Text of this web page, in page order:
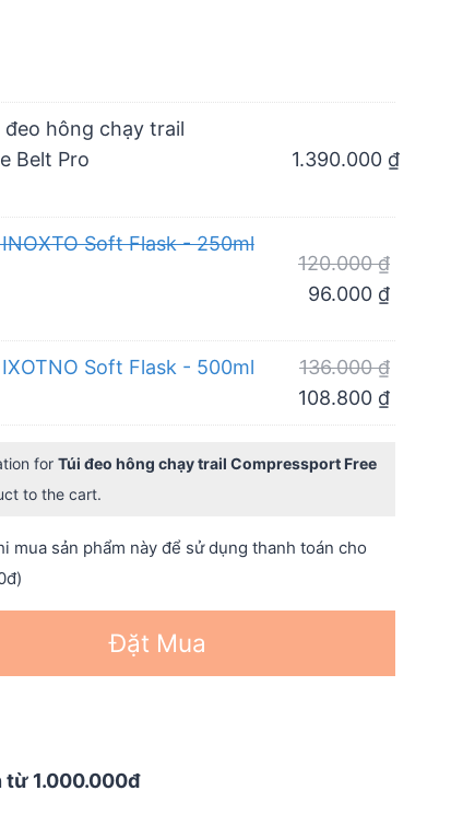
đeo hông chạy trail
Belt Pro
1.390.000 ₫
Soft Flask - 250ml
120.000₫
price
96.000 ₫
Soft Flask - 500ml 136.000₫
price
was:
108.800 ₫
price
for Túi đeo hông chạy trail Compressport Free
to the cart.
mua sản phẩm này để sử dụng thanh toán cho
Đặt Mua
từ 1.000.000đ